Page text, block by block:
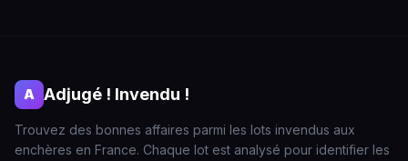
A Adjugé ! Invendu !
Trouvez des bonnes affaires parmi les lots invendus aux
enchères en France. Chaque lot est analysé pour identifier les